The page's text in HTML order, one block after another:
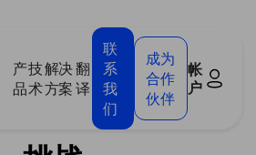
产
品
技
术
解决
方案
翻
译
联
系
我
们
成为
合作
伙伴
帐
户
:支持国际扩张